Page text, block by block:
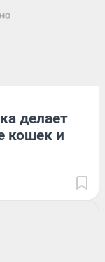
делает
кошек и